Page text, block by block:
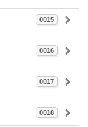
0015
0016
0017
0018